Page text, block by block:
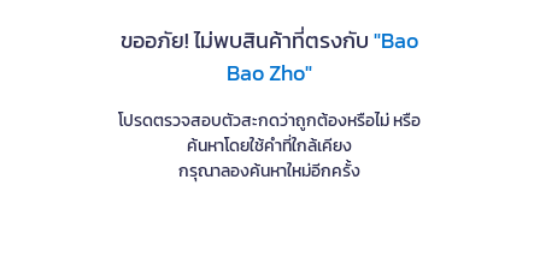
ขออภัย! ไม่พบสินค้าที่ตรงกับ"Bao
Bao Zho"
โปรดตรวจสอบตัวสะกดว่าถูกต้องหรือไม่ หรือ
ค้นหาโดยใช้คำที่ใกล้เคียง
กรุณาลองค้นหาใหม่อีกครั้ง